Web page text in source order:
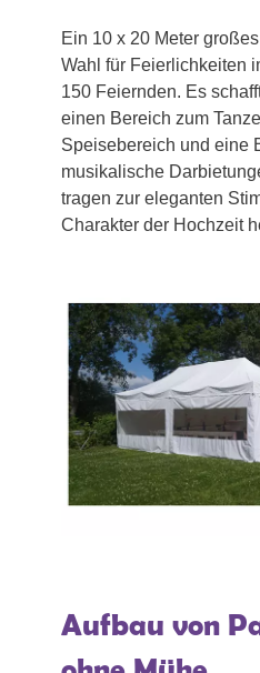
Ein 10 x 20 Meter
Wahl für Feierlichkeiten
150 Feiernden. Es
einen Bereich zum
Speisebereich und eine
musikalische
tragen zur eleganten
Charakter der Hochzeit
Aufbau von